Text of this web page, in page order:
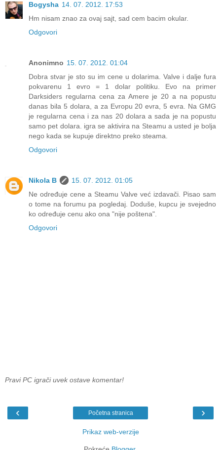
Bogysha 14. 07. 2012. 17:53
Hm nisam znao za ovaj sajt, sad cem bacim okular.
Odgovori
Anonimno 15. 07. 2012. 01:04
Dobra stvar je sto su im cene u dolarima. Valve i dalje fura
pokvarenu 1 evro = 1 dolar politiku. Evo na primer
Darksiders regularna cena za Amere je 20 a na popustu
danas bila 5 dolara, a za Evropu 20 evra, 5 evra. Na GMG
je regularna cena i za nas 20 dolara a sada je na popustu
samo pet dolara. igra se aktivira na Steamu a usted je bolja
nego kada se kupuje direktno preko steama.
Odgovori
Nikola B
15. 07. 2012. 01:05
Ne određuje cene a Steamu Valve već izdavači. Pisao sam
o tome na forumu pa pogledaj. Doduše, kupcu je svejedno
ko određuje cenu ako ona "nije poštena".
Odgovori
Pravi PC igrači uvek ostave komentar!
‹ ›
Početna stranica
Prikaz web-verzije